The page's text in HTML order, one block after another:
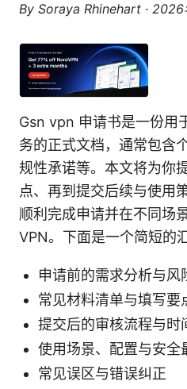
By Soraya Rhinehart · 2026
Gsn vpn 申请书是一份用
务的正式文档，通常包含
规性承诺等。本文将为你
点、再到提交后续与使用
顺利完成申请并在不同场
VPN。下面是一个简短的
申请前的需求分析与风
常见材料清单与填写要
提交后的审核流程与时
使用场景、配置与安全
常见误区与错误纠正